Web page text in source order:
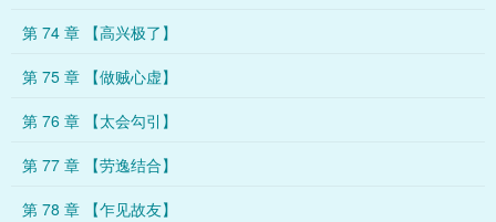
第 74 章 【高兴极了】
第 75 章 【做贼心虚】
第 76 章 【太会勾引】
第 77 章 【劳逸结合】
第 78 章 【乍见故友】